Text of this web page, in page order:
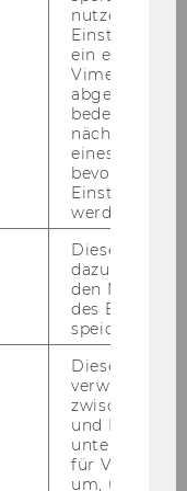
Andreas
ein
Vimeo-Video
abgespielt
bedeutet,
nächsten
eines Vimeo-
bevorzugten
werden.
Dieser
dazu
den
des
speichern.
Dieses
verwendet,
zwischen
und Bots zu
für Vimeo
um, um